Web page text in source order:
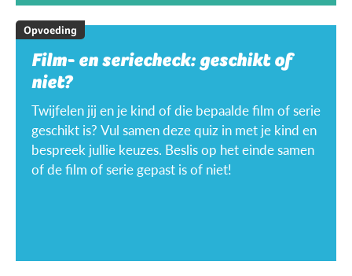
Opvoeding
Film- en seriecheck: geschikt of
niet?
Twijfelen jij en je kind of die bepaalde film of serie
geschikt is? Vul samen deze quiz in met je kind en
bespreek jullie keuzes. Beslis op het einde samen
of de film of serie gepast is of niet!